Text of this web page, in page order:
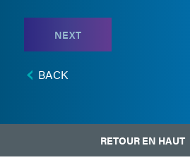
NEXT
BACK
RETOUR EN HAUT